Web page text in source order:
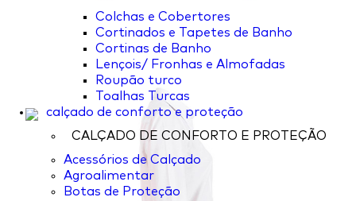
Colchas e Cobertores
Cortinados e Tapetes de Banho
Cortinas de Banho
Lençois/ Fronhas e Almofadas
Roupão turco
Toalhas Turcas
calçado de conforto e proteção
CALÇADO DE CONFORTO E PROTEÇÃO
Acessórios de Calçado
Agroalimentar
Botas de Proteção